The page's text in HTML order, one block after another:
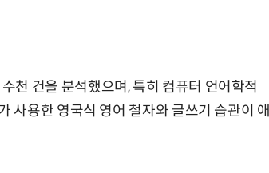
천 건을 분석했으며, 특히 컴퓨터 언어학적
사용한 영국식 영어 철자와 글쓰기 습관이 애